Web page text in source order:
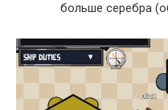
больше серебра